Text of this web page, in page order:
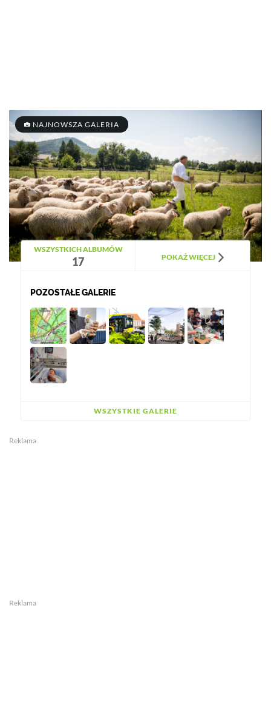
NAJNOWSZA GALERIA
WSZYSTKICH ALBUMÓW
17 POKAŻ WIĘCEJ
POZOSTAŁE GALERIE
WSZYSTKIE GALERIE
Reklama
Reklama